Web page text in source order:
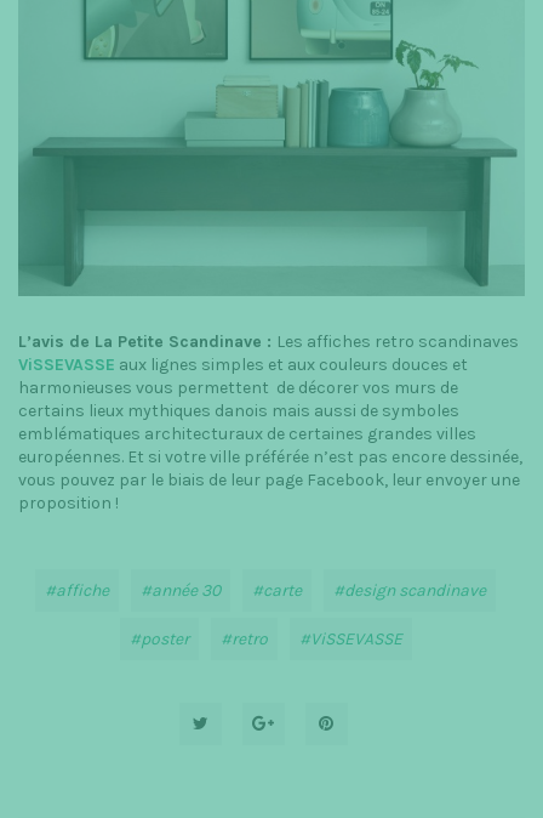
L’avis de La Petite Scandinave : Les affiches retro scandinaves
ViSSEVASSE aux lignes simples et aux couleurs douces et
harmonieuses vous permettent de décorer vos murs de
certains lieux mythiques danois mais aussi de symboles
emblématiques architecturaux de certaines grandes villes
européennes. Et si votre ville préférée n’est pas encore dessinée,
vous pouvez par le biais de leur page Facebook, leur envoyer une
proposition !
affiche année 30 carte design scandinave
poster retro ViSSEVASSE